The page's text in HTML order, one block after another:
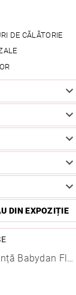
DE CĂLĂTORIE
DIN EXPOZIȚIE
Poartă de siguranță Babydan Flexi Fit metal albă 67-105,5 cm cu înșurubare